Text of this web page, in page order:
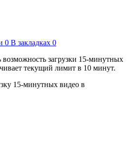
0 В закладках 0
возможность загрузки 15-минутных
текущий лимит в 10 минут.